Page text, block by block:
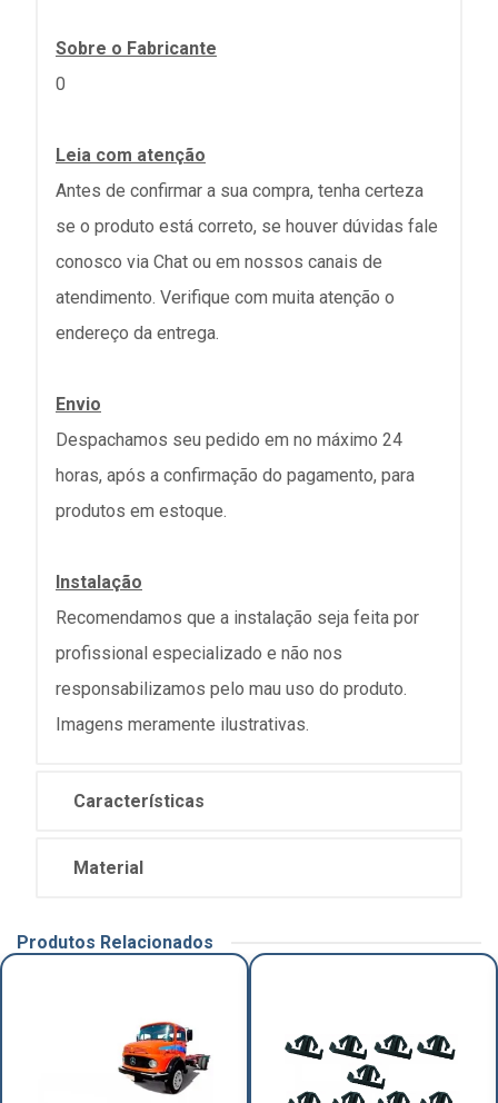
Sobre o Fabricante
0
Leia com atenção
Antes de confirmar a sua compra, tenha certeza
se o produto está correto, se houver dúvidas fale
conosco via Chat ou em nossos canais de
atendimento. Verifique com muita atenção o
endereço da entrega.
Envio
Despachamos seu pedido em no máximo 24
horas, após a confirmação do pagamento, para
produtos em estoque.
Instalação
Recomendamos que a instalação seja feita por
profissional especializado e não nos
responsabilizamos pelo mau uso do produto.
Imagens meramente ilustrativas.
Características
Material
Produtos Relacionados